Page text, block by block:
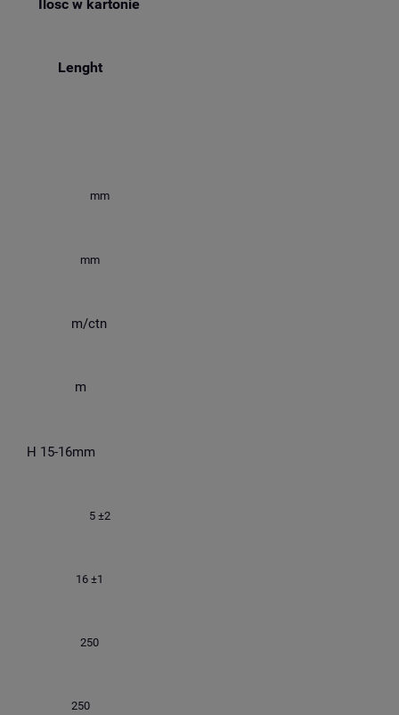
Ilość w kartonie
Lenght
mm
mm
m/ctn
m
H 15-16mm
5 ±2
16 ±1
250
250